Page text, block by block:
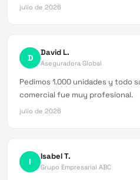
julio de 2026
D David L.
Aseguradora Global
Pedimos 1.000 unidades y todo
comercial fue muy profesional.
julio de 2026
I Isabel T.
Grupo Empresarial ABC